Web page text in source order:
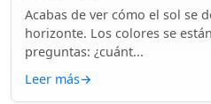
Acabas de ver cómo el sol se
horizonte. Los colores se
preguntas: ¿cuánt...
Leer más→